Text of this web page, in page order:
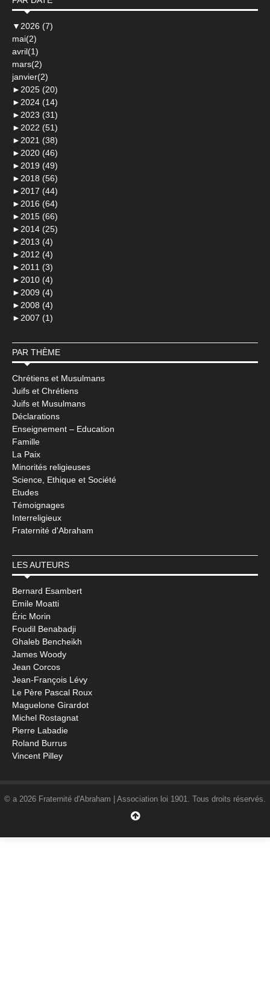
▼ 2026 (7)
mai(2)
avril(1)
mars(2)
janvier(2)
► 2025 (20)
► 2024 (14)
► 2023 (31)
► 2022 (51)
► 2021 (38)
► 2020 (46)
► 2019 (49)
► 2018 (56)
► 2017 (44)
► 2016 (64)
► 2015 (66)
► 2014 (25)
► 2013 (4)
► 2012 (4)
► 2011 (3)
► 2010 (4)
► 2009 (4)
► 2008 (4)
► 2007 (1)
PAR THÈME
Chrétiens et Musulmans
Juifs et Chrétiens
Juifs et Musulmans
Déclarations
Enseignement – Education
Famille
La Paix
Minorités religieuses
Science, Ethique et Société
Etudes
Témoignages
Interreligieux
Fraternité d'Abraham
LES AUTEURS
Bernard Esambert
Emile Moatti
Éric Morin
Foudil Benabadji
Ghaleb Bencheikh
James Woody
Jean Corcos
Jean-François Lévy
Le Père Pascal Roux
Maguelone Girardot
Michel Rostagnat
Pierre Labadie
Roland Burrus
Vincent Pilley
© a 2026 Fraternité d'Abraham | Association loi 1901. Tous droits réservés.